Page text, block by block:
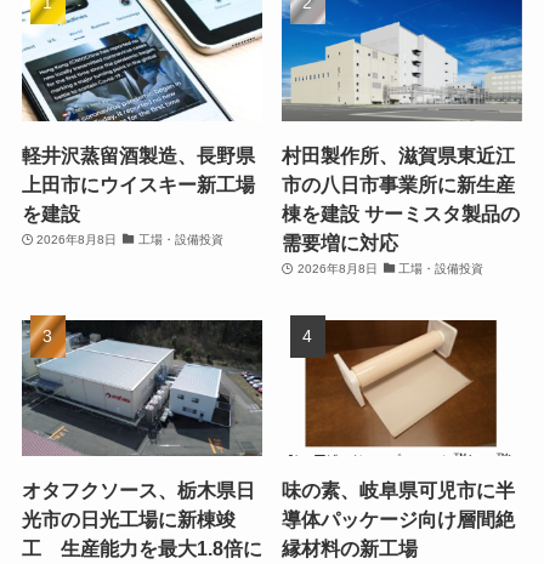
軽井沢蒸留酒製造、長野県
上田市にウイスキー新工場
を建設
2026年8月8日 工場・設備投資
村田製作所、滋賀県東近江
市の八日市事業所に新生産
棟を建設 サーミスタ製品の
需要増に対応
2026年8月8日 工場・設備投資
オタフクソース、栃木県日
光市の日光工場に新棟竣
工 生産能力を最大1.8倍に
味の素、岐阜県可児市に半
導体パッケージ向け層間絶
縁材料の新工場